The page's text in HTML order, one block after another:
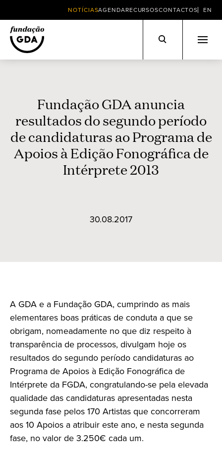
NOTÍCIASAGENDARECURSOSCONTACTOS EN
Fundação GDA anuncia
resultados do segundo período
de candidaturas ao Programa de
Apoios à Edição Fonográfica de
Intérprete 2013
30.08.2017
A GDA e a Fundação GDA, cumprindo as mais
elementares boas práticas de conduta a que se
obrigam, nomeadamente no que diz respeito à
transparência de processos, divulgam hoje os
resultados do segundo período candidaturas ao
Programa de Apoios à Edição Fonográfica de
Intérprete da FGDA, congratulando-se pela elevada
qualidade das candidaturas apresentadas nesta
segunda fase pelos 170 Artistas que concorreram
aos 10 Apoios a atribuir este ano, e nesta segunda
fase, no valor de 3.250€ cada um.